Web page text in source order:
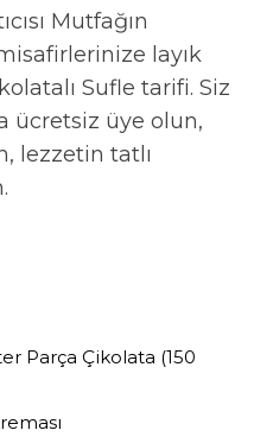
Mutfağın
layık
Sufle tarifi. Siz
ücretsiz üye olun,
lezzetin tatlı
Parça Çikolata (150